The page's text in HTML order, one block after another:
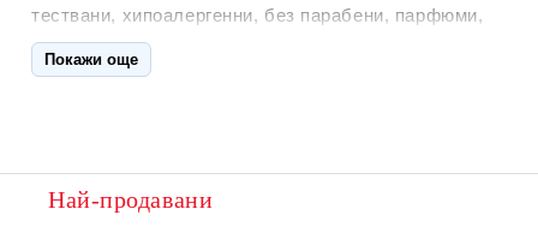
тествани, хипоалергенни, без парабени, парфюми,
алкохол и феноксиетанол.
кърпички, колкото са ви необходими. Залепете
предпазното фолио. Затваряйте плътно предпазното
Покажи още
Най-продавани